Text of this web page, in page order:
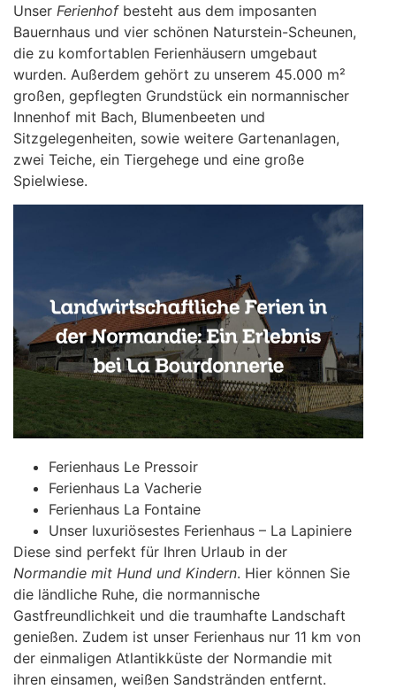
Unser Ferienhofbesteht aus dem imposanten
Bauernhaus und vier schönen Naturstein-Scheunen,
die zu komfortablen Ferienhäusern umgebaut
wurden. Außerdem gehört zu unserem 45.000 m²
großen, gepflegten Grundstück ein normannischer
Innenhof mit Bach, Blumenbeeten und
Sitzgelegenheiten, sowie weitere Gartenanlagen,
zwei Teiche, ein Tiergehege und eine große
Spielwiese.
Ferienhaus Le Pressoir
Ferienhaus La Vacherie
Ferienhaus La Fontaine
Unser luxuriösestes Ferienhaus – La Lapiniere
Diese sind perfekt für Ihren Urlaub in der
Normandie mit Hund und Kindern. Hier können Sie
die ländliche Ruhe, die normannische
Gastfreundlichkeit und die traumhafte Landschaft
genießen. Zudem ist unser Ferienhaus nur 11 km von
der einmaligen Atlantikküste der Normandie mit
ihren einsamen, weißen Sandstränden entfernt.